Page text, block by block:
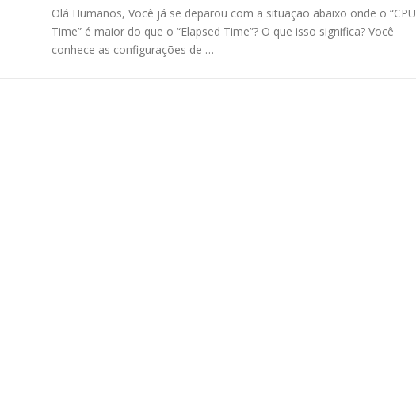
Olá Humanos, Você já se deparou com a situação abaixo onde o “CPU
Time” é maior do que o “Elapsed Time”? O que isso significa? Você
conhece as configurações de …